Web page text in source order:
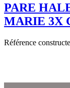
PARE
MARIE 3X
Référence